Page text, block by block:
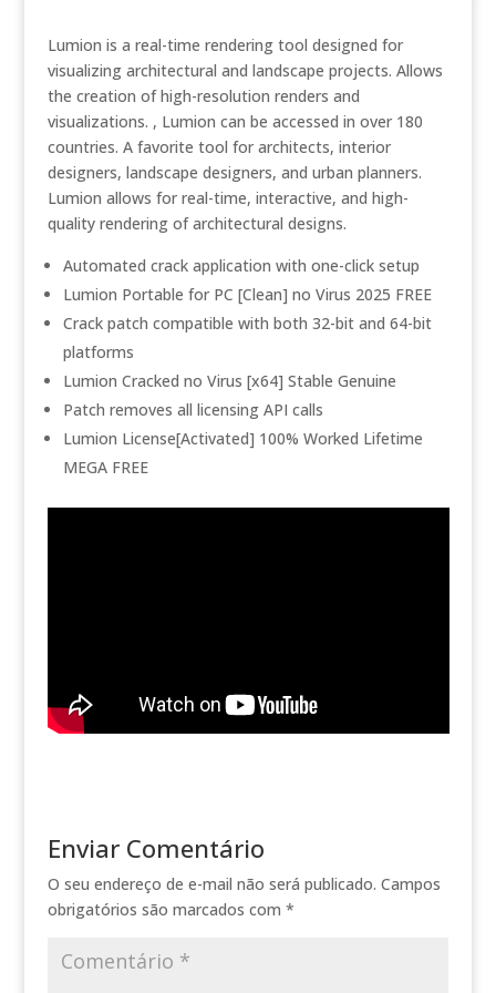
Lumion is a real-time rendering tool designed for
visualizing architectural and landscape projects. Allows
the creation of high-resolution renders and
visualizations. , Lumion can be accessed in over 180
countries. A favorite tool for architects, interior
designers, landscape designers, and urban planners.
Lumion allows for real-time, interactive, and high-
quality rendering of architectural designs.
Automated crack application with one-click setup
Lumion Portable for PC [Clean] no Virus 2025 FREE
Crack patch compatible with both 32-bit and 64-bit
platforms
Lumion Cracked no Virus [x64] Stable Genuine
Patch removes all licensing API calls
Lumion License[Activated] 100% Worked Lifetime
MEGA FREE
Enviar Comentário
O seu endereço de e-mail não será publicado. Campos
obrigatórios são marcados com *